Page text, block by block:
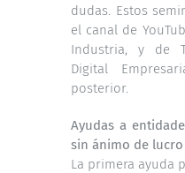
dudas. Estos
el canal de
Industria, y de
Digital
posterior.
Ayudas a
sin ánimo de lucro
La primera ayuda